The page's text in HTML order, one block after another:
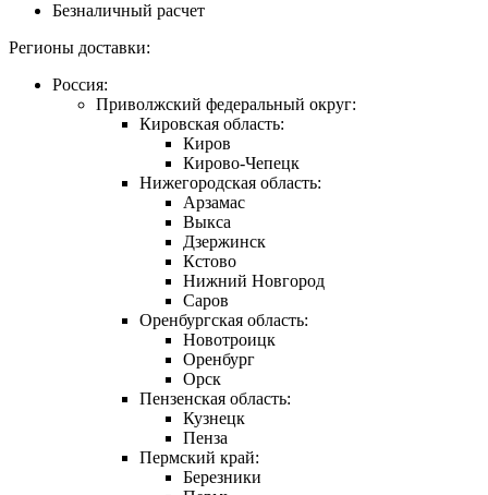
Безналичный расчет
Регионы доставки:
Россия:
Приволжский федеральный округ:
Кировская область:
Киров
Кирово-Чепецк
Нижегородская область:
Арзамас
Выкса
Дзержинск
Кстово
Нижний Новгород
Саров
Оренбургская область:
Новотроицк
Оренбург
Орск
Пензенская область:
Кузнецк
Пенза
Пермский край:
Березники